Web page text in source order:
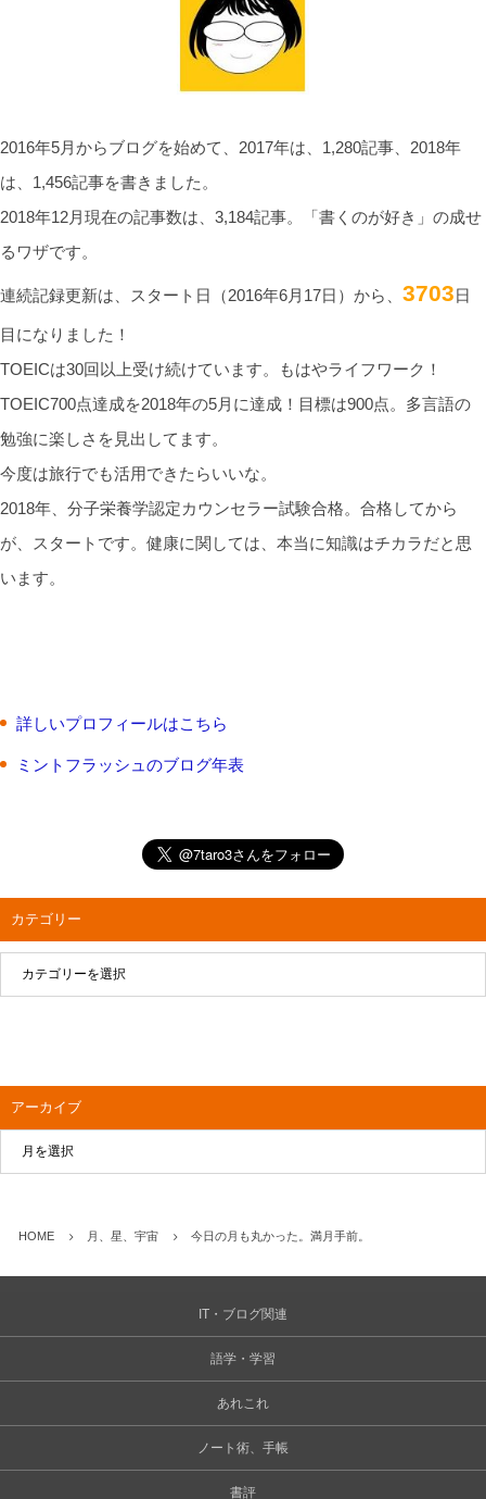
2016年5月からブログを始めて、2017年は、1,280記事、2018年
は、1,456記事を書きました。
2018年12月現在の記事数は、3,184記事。「書くのが好き」の成せ
るワザです。
連続記録更新は、スタート日（2016年6月17日）から、 3703日
目になりました！
TOEICは30回以上受け続けています。もはやライフワーク！
TOEIC700点達成を2018年の5月に達成！目標は900点。多言語の
勉強に楽しさを見出してます。
今度は旅行でも活用できたらいいな。
2018年、分子栄養学認定カウンセラー試験合格。合格してから
が、スタートです。健康に関しては、本当に知識はチカラだと思
います。
詳しいプロフィールはこちら
ミントフラッシュのブログ年表
カテゴリー
アーカイブ
HOME 月、星、宇宙 今日の月も丸かった。満月手前。
IT・ブログ関連
語学・学習
あれこれ
ノート術、手帳
書評